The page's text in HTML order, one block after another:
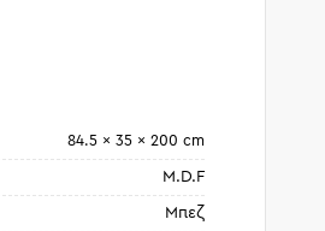
84.5 × 35 × 200 cm
M.D.F
Μπεζ